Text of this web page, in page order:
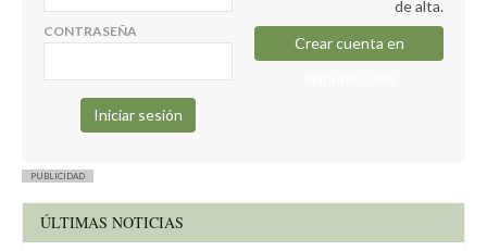
CONTRASEÑA
de alta.
Crear cuenta en
PUBLICIDAD
ÚLTIMAS NOTICIAS